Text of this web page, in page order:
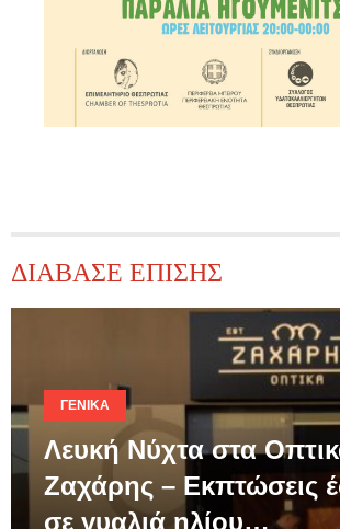
ΔΙΑΒΑΣΕ ΕΠΙΣΗΣ
ΓΕΝΙΚΆ
Λευκή Νύχτα στα
Ζαχάρης – Εκπτώσεις
σε γυαλιά ηλίου…